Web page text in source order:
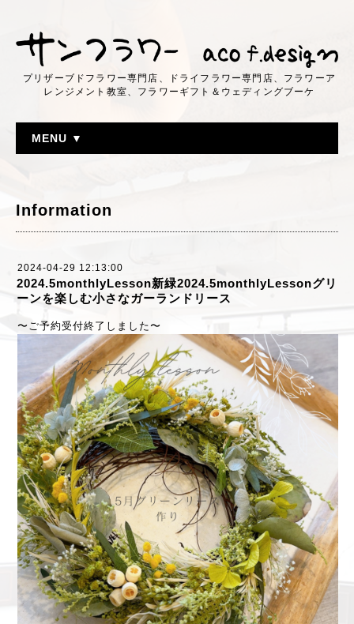
プリザーブドフラワー専門店、ドライフラワー専門店、フラワーア
レンジメント教室、フラワーギフト＆ウェディングブーケ
MENU ▼
Information
2024-04-29 12:13:00
2024.5monthlyLesson新緑2024.5monthlyLessonグリ
ーンを楽しむ小さなガーランドリース
〜ご予約受付終了しました〜